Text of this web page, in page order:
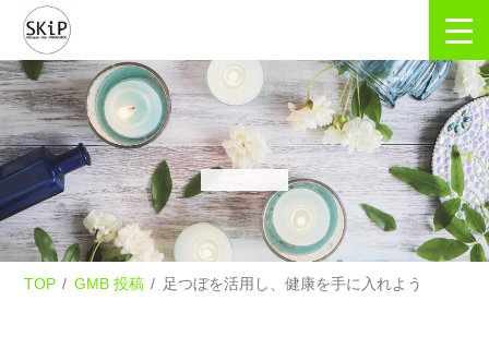
TOP GMB 投稿 足つぼを活用し、健康を手に入れよう